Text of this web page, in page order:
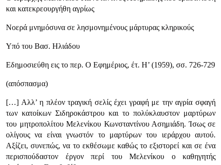
και κατεκρεουργήθη αγρίως
Νοερά μνημόσυνα σε λησμονημένους μάρτυρας κληρικούς
Υπό του Βασ. Ηλιάδου
Εδημοσιεύθη εις το περ. Ο Εφημέριος, έτ. Η’ (1959), σσ. 726-729
(απόσπασμα)
[…] Αλλ’ η πλέον τραγική σελίς έχει γραφή με την αγρία σφαγή
των κα­τοίκων Σιδηροκάστρου και το πολύκλαυστον μαρτύρων
του μητροπολίτου Μελενίκου Κωνσταντίνου Ασημιάδη. Ίσως σε
ολίγους να είναι γνω­στόν το μαρτύρων του ιεράρχου αυτού.
Αξίζει, συνεπώς, να το εκθέσωμε καθώς το εξιστορεί και σε ένα
περισπούδαστον έργον περί του Μελενίκου ο καθηγητής